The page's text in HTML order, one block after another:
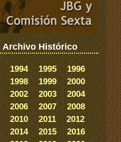
Archivo Histórico
1994 1995
1996
1998 1999
2000
2002 2003
2004
2006 2007
2008
2010 2011
2012
2014 2015
2016